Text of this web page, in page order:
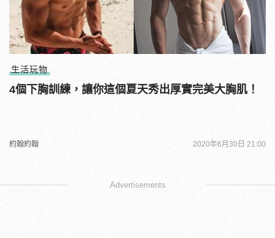
生活玩物
4個下胸訓練，讓你這個夏天秀出厚實完美大胸肌！
約翰約翰 2020年6月30日 21:00
Advertisements